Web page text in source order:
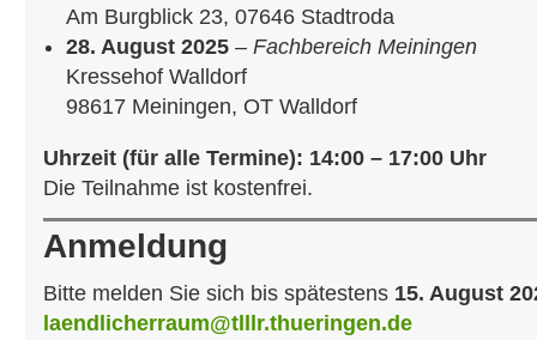
Am Burgblick 23, 07646 Stadtroda
28. August 2025 – Fachbereich Meiningen
Kressehof Walldorf
98617 Meiningen, OT Walldorf
Uhrzeit (für alle Termine): 14:00 – 17:00 Uhr
Die Teilnahme ist kostenfrei.
Anmeldung
Bitte melden Sie sich bis spätestens 15. August
laendlicherraum@tlllr.thueringen.de